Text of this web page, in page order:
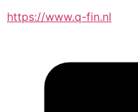
https://www.q-fin.nl